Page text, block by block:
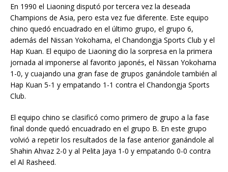
En 1990 el Liaoning disputó por tercera vez la deseada
Champions de Asia, pero esta vez fue diferente. Este equipo
chino quedó encuadrado en el último grupo, el grupo 6,
además del Nissan Yokohama, el Chandongja Sports Club y el
Hap Kuan. El equipo de Liaoning dio la sorpresa en la primera
jornada al imponerse al favorito japonés, el Nissan Yokohama
1-0, y cuajando una gran fase de grupos ganándole también al
Hap Kuan 5-1 y empatando 1-1 contra el Chandongja Sports
Club.
El equipo chino se clasificó como primero de grupo a la fase
final donde quedó encuadrado en el grupo B. En este grupo
volvió a repetir los resultados de la fase anterior ganándole al
Shahin Ahvaz 2-0 y al Pelita Jaya 1-0 y empatando 0-0 contra
el Al Rasheed.